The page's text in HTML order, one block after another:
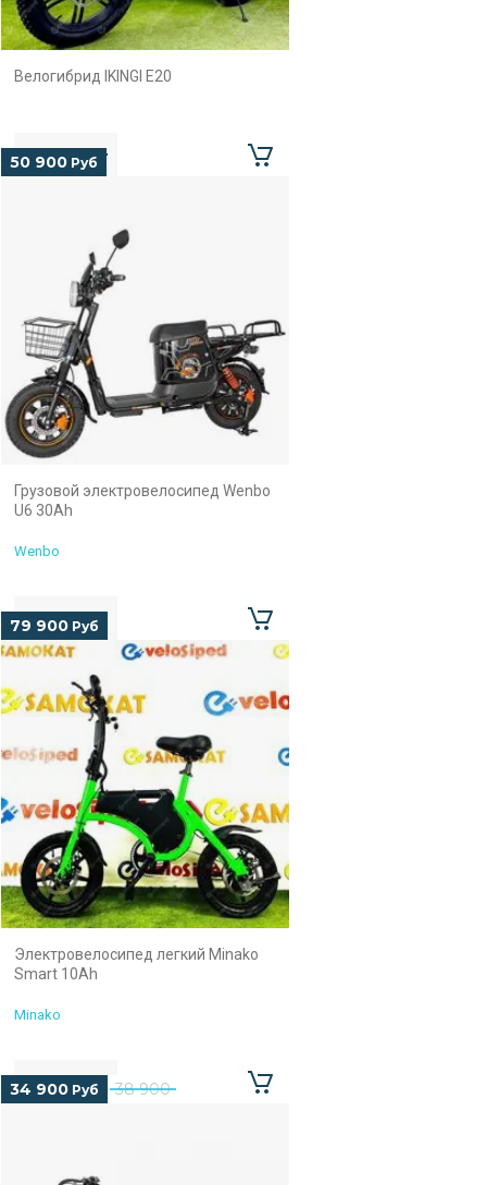
Велогибрид IKINGI E20
50 900 Руб
Грузовой электровелосипед Wenbo
U6 30Ah
Wenbo
79 900 Руб
Электровелосипед легкий Minako
Smart 10Ah
Minako
38 900
34 900 Руб